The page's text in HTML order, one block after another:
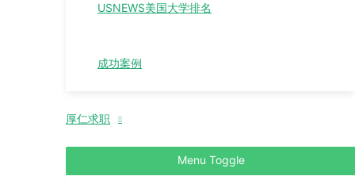
USNEWS美国大学排名
成功案例
厚仁求职
Menu Toggle